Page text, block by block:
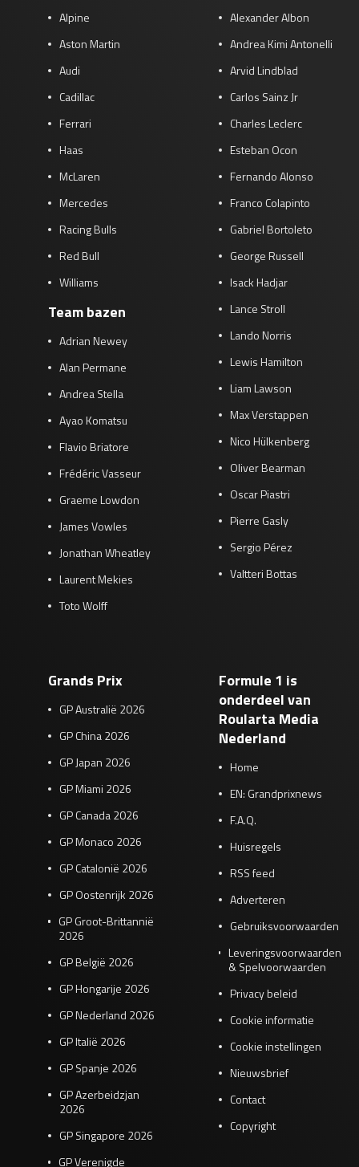
Alpine
Aston Martin
Audi
Cadillac
Ferrari
Haas
McLaren
Mercedes
Racing Bulls
Red Bull
Williams
Team bazen
Adrian Newey
Alan Permane
Andrea Stella
Ayao Komatsu
Flavio Briatore
Frédéric Vasseur
Graeme Lowdon
James Vowles
Jonathan Wheatley
Laurent Mekies
Toto Wolff
Alexander Albon
Andrea Kimi Antonelli
Arvid Lindblad
Carlos Sainz Jr
Charles Leclerc
Esteban Ocon
Fernando Alonso
Franco Colapinto
Gabriel Bortoleto
George Russell
Isack Hadjar
Lance Stroll
Lando Norris
Lewis Hamilton
Liam Lawson
Max Verstappen
Nico Hülkenberg
Oliver Bearman
Oscar Piastri
Pierre Gasly
Sergio Pérez
Valtteri Bottas
Grands Prix
GP Australië 2026
GP China 2026
GP Japan 2026
GP Miami 2026
GP Canada 2026
GP Monaco 2026
GP Catalonië 2026
GP Oostenrijk 2026
GP Groot-Brittannië
2026
GP België 2026
GP Hongarije 2026
GP Nederland 2026
GP Italië 2026
GP Spanje 2026
GP Azerbeidzjan
2026
GP Singapore 2026
GP Verenigde
Formule 1 is
onderdeel van
Roularta Media
Nederland
Home
EN: Grandprixnews
F.A.Q.
Huisregels
RSS feed
Adverteren
Gebruiksvoorwaarden
Leveringsvoorwaarden
& Spelvoorwaarden
Privacy beleid
Cookie informatie
Cookie instellingen
Nieuwsbrief
Contact
Copyright